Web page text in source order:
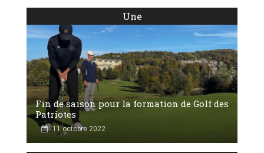
Une
Fin de saison pour la formation de Golf des
Patriotes
11 octobre 2022